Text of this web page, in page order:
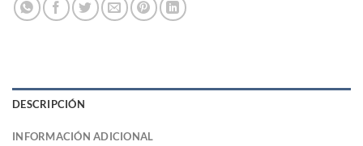
DESCRIPCIÓN
INFORMACIÓN ADICIONAL